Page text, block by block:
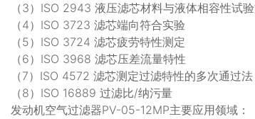
（3）ISO 2943 液压滤芯材料与液体相容性试
（4）ISO 3723 滤芯端向符合实验
（5）ISO 3724 滤芯疲劳特性测定
（6）ISO 3968 滤芯压差流量特性
（7）ISO 4572 滤芯测定过滤特性的多次通过法
（8）ISO 16889 过滤比/纳污量
发动机空气过滤器PV-05-12MP主要应用领域：